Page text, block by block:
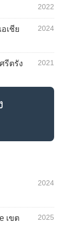
2022
เชีย
2024
รีตรัง
2021
2024
เขต
2025